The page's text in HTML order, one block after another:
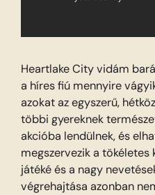
Heartlake City vidám
a híres fiú mennyire
azokat az egyszerű,
többi gyereknek
akcióba lendülnek, és
megszervezik a
játéké és a nagy
végrehajtása azonban